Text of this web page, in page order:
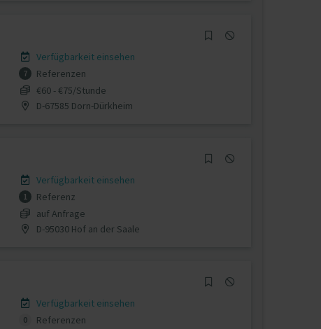
Verfügbarkeit einsehen
7
Referenzen
€60 - €75/Stunde
D-67585 Dorn-Dürkheim
Verfügbarkeit einsehen
1
Referenz
auf Anfrage
D-95030 Hof an der Saale
Verfügbarkeit einsehen
0
Referenzen